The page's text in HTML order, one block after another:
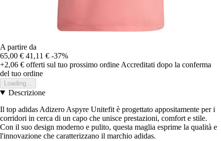
A partire da
65,00 € 41,11 € -37%
+2,06 € offerti sul tuo prossimo ordine Accreditati dopo la conferma
del tuo ordine
Loading...
Descrizione
Il top adidas Adizero Aspyre Unitefit è progettato appositamente per i
corridori in cerca di un capo che unisce prestazioni, comfort e stile.
Con il suo design moderno e pulito, questa maglia esprime la qualità e
l'innovazione che caratterizzano il marchio adidas.